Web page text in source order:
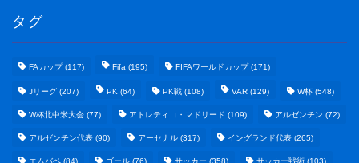
タグ
FAカップ (117) Fifa (195) FIFAワールドカップ (171)
Jリーグ (207) PK (64) PK戦 (108) VAR (129) W杯 (548)
W杯北中米大会 (77) アトレティコ・マドリード (109) アルゼンチン (72)
アルゼンチン代表 (90) アーセナル (317) イングランド代表 (265)